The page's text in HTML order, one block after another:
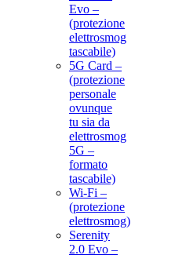
Evo –
(protezione
elettrosmog
tascabile)
5G Card –
(protezione
personale
ovunque
tu sia da
elettrosmog
5G –
formato
tascabile)
Wi-Fi –
(protezione
elettrosmog)
Serenity
2.0 Evo –